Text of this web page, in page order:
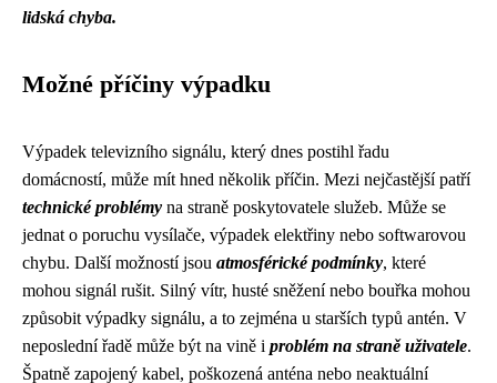
lidská chyba.
Možné příčiny výpadku
Výpadek televizního signálu, který dnes postihl řadu
domácností, může mít hned několik příčin. Mezi nejčastější patří
technické problémy na straně poskytovatele služeb. Může se
jednat o poruchu vysílače, výpadek elektřiny nebo softwarovou
chybu. Další možností jsou atmosférické podmínky, které
mohou signál rušit. Silný vítr, husté sněžení nebo bouřka mohou
způsobit výpadky signálu, a to zejména u starších typů antén. V
neposlední řadě může být na vině i problém na straně uživatele.
Špatně zapojený kabel, poškozená anténa nebo neaktuální